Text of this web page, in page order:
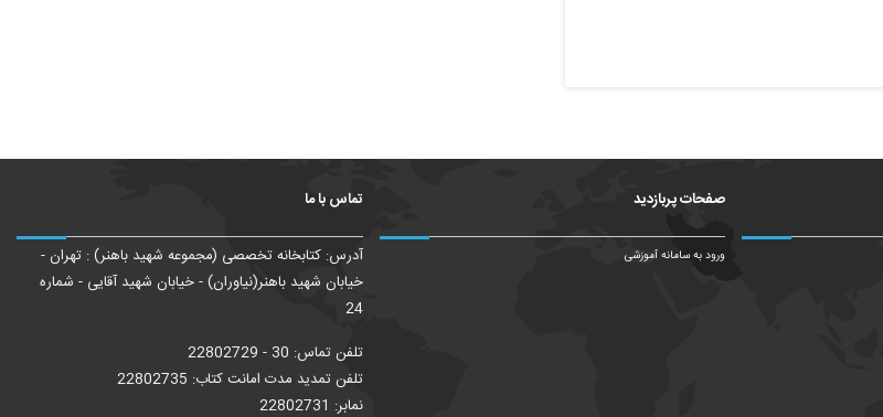
صفحات پربازدید
ورود به سامانه آموزشی
تماس با ما
آدرس: کتابخانه تخصصی (مجموعه شهید باهنر) : تهران -
خیابان شهید باهنر(نیاوران) - خیابان شهید آقایی - شماره
24
تلفن تماس: 30 - 22802729
تلفن تمدید مدت امانت کتاب: 22802735
نمابر: 22802731